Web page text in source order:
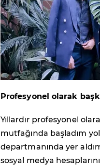
Profesyonel olarak
Yıllardır profesyonel
mutfağında başladım
departmanında yer
sosyal medya